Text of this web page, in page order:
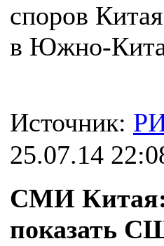
споров
в Южно-
Источник:
25.07.14
СМИ
показать